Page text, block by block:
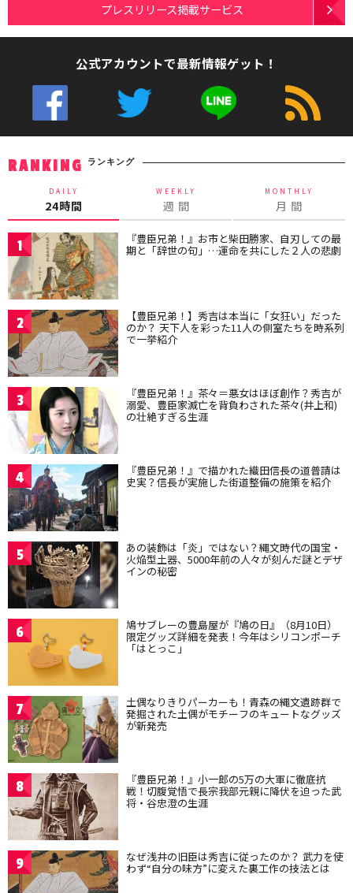
プレスリリース掲載サービス
公式アカウントで最新情報ゲット！
RANKING ランキング
DAILY
24時間
WEEKLY
週 間
MONTHLY
月 間
1 『豊臣兄弟！』お市と柴田勝家、自刃しての最
期と「辞世の句」…運命を共にした２人の悲劇
2 【豊臣兄弟！】秀吉は本当に「女狂い」だった
のか？ 天下人を彩った11人の側室たちを時系列
で一挙紹介
3 『豊臣兄弟！』茶々＝悪女はほぼ創作？秀吉が
溺愛、豊臣家滅亡を背負わされた茶々(井上和)
の壮絶すぎる生涯
4 『豊臣兄弟！』で描かれた織田信長の道普請は
史実？信長が実施した街道整備の施策を紹介
5 あの装飾は「炎」ではない？縄文時代の国宝・
火焔型土器、5000年前の人々が刻んだ謎とデザ
インの秘密
6 鳩サブレーの豊島屋が『鳩の日』（8月10日）
限定グッズ詳細を発表！今年はシリコンポーチ
「はとっこ」
7 土偶なりきりパーカーも！青森の縄文遺跡群で
発掘された土偶がモチーフのキュートなグッズ
が新発売
8 『豊臣兄弟！』小一郎の5万の大軍に徹底抗
戦！切腹覚悟で長宗我部元親に降伏を迫った武
将・谷忠澄の生涯
9 なぜ浅井の旧臣は秀吉に従ったのか？ 武力を使
わず“自分の味方”に変えた裏工作の技法とは